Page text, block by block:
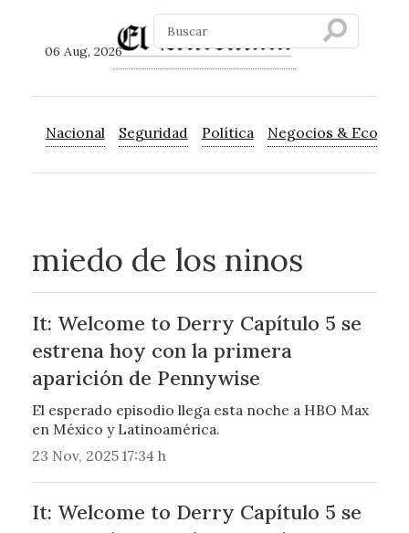
06 Aug, 2026
Nacional Seguridad Política Negocios &
miedo de los ninos
It: Welcome to Derry Capítulo 5 se
estrena hoy con la primera
aparición de Pennywise
El esperado episodio llega esta noche a HBO Max
en México y Latinoamérica.
23 Nov, 2025 17:34 h
It: Welcome to Derry Capítulo 5 se